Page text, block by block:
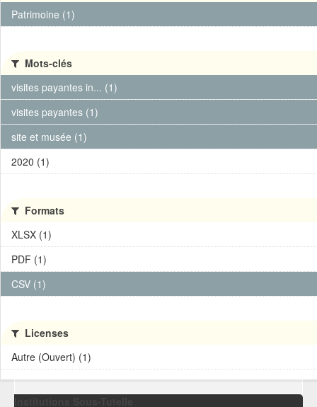
Patrimoine (1)
Mots-clés
visites payantes in... (1)
visites payantes (1)
site et musée (1)
2020 (1)
Formats
XLSX (1)
PDF (1)
CSV (1)
Licenses
Autre (Ouvert) (1)